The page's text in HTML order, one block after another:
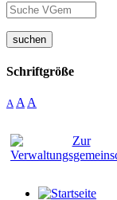
suchen
Schriftgröße
A A A